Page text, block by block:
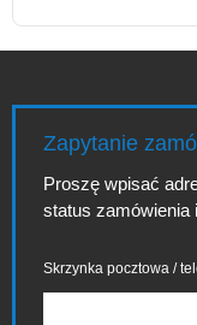
Zapytanie
Proszę wpisać
status zamówienia
Skrzynka pocztowa /